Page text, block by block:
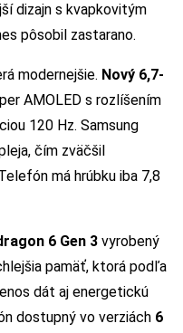
dizajn s kvapkovitým
pôsobil zastarano.
modernejšie. Nový 6,7-
AMOLED s rozlíšením
120 Hz. Samsung
čím zväčšil
má hrúbku iba 7,8
6 Gen 3 vyrobený
pamäť, ktorá podľa
dát aj energetickú
dostupný vo verziách 6